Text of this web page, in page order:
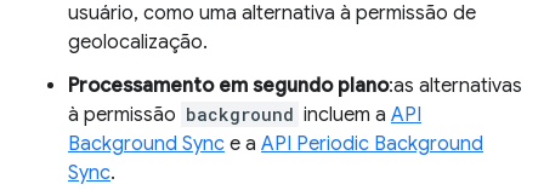
usuário, como uma alternativa à permissão de
geolocalização.
Processamento em segundo plano:as alternativas
à permissão background incluem a API
Background Sync e a API Periodic Background
Sync.